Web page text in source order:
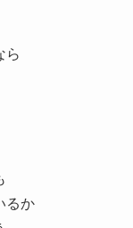
ら
るか